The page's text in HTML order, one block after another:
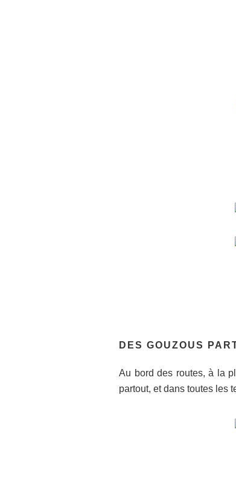
DES GOUZOUS
Au bord des routes, à la
partout, et dans toutes les